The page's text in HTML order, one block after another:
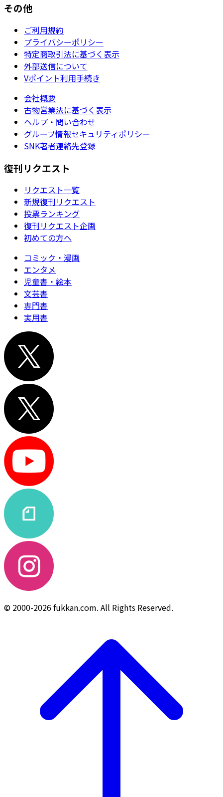
その他
ご利用規約
プライバシーポリシー
特定商取引法に基づく表示
外部送信について
Vポイント利用手続き
会社概要
古物営業法に基づく表示
ヘルプ・問い合わせ
グループ情報セキュリティポリシー
SNK著者連絡先登録
復刊リクエスト
リクエスト一覧
新規復刊リクエスト
投票ランキング
復刊リクエスト企画
初めての方へ
コミック・漫画
エンタメ
児童書・絵本
文芸書
専門書
実用書
© 2000-2026 fukkan.com. All Rights Reserved.